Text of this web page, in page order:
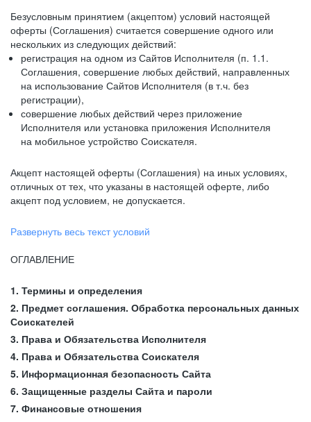
Безусловным принятием (акцептом) условий настоящей
оферты (Соглашения) считается совершение одного или
нескольких из следующих действий:
регистрация на одном из Сайтов Исполнителя (п. 1.1.
Соглашения, совершение любых действий, направленных
на использование Сайтов Исполнителя (в т.ч. без
регистрации),
совершение любых действий через приложение
Исполнителя или установка приложения Исполнителя
на мобильное устройство Соискателя.
Акцепт настоящей оферты (Соглашения) на иных условиях,
отличных от тех, что указаны в настоящей оферте, либо
акцепт под условием, не допускается.
Развернуть весь текст условий
ОГЛАВЛЕНИЕ
1. Термины и определения
2. Предмет соглашения. Обработка персональных данных
Соискателей
3. Права и Обязательства Исполнителя
4. Права и Обязательства Соискателя
5. Информационная безопасность Сайта
6. Защищенные разделы Сайта и пароли
7. Финансовые отношения